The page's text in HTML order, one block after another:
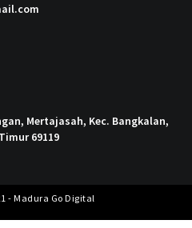
Mertajasah, Kec. Bangkalan,
69119
- Madura Go Digital